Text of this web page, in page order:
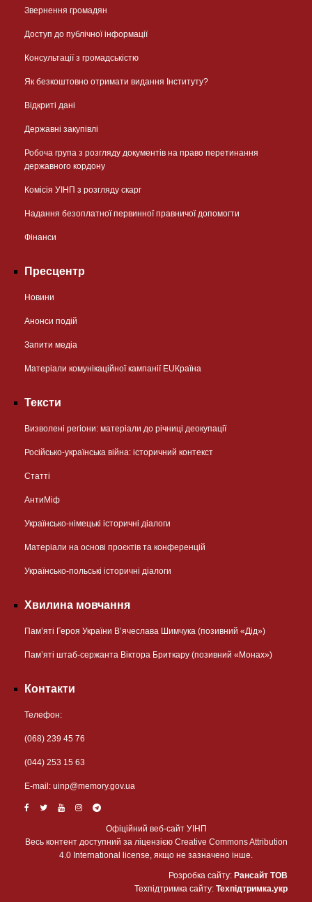
Звернення громадян
Доступ до публічної інформації
Консультації з громадськістю
Як безкоштовно отримати видання Інституту?
Відкриті дані
Державні закупівлі
Робоча група з розгляду документів на право перетинання
державного кордону
Комісія УІНП з розгляду скарг
Надання безоплатної первинної правничої допомогти
Фінанси
Пресцентр
Новини
Анонси подій
Запити медіа
Матеріали комунікаційної кампанії EUКраїна
Тексти
Визволені регіони: матеріали до річниці деокупації
Російсько-українська війна: історичний контекст
Статті
АнтиМіф
Українсько-німецькі історичні діалоги
Матеріали на основі проєктів та конференцій
Українсько-польські історичні діалоги
Хвилина мовчання
Пам’яті Героя України В’ячеслава Шимчука (позивний «Дід»)
Пам’яті штаб-сержанта Віктора Бриткару (позивний «Монах»)
Контакти
Телефон:
(068) 239 45 76
(044) 253 15 63
Е-mail: uinp@memory.gov.ua
Офіційний веб-сайт УІНП
Весь контент доступний за ліцензією Creative Commons Attribution
4.0 International license, якщо не зазначено інше.
Розробка сайту: Рансайт ТОВ
Техпідтримка сайту: Техпідтримка.укр